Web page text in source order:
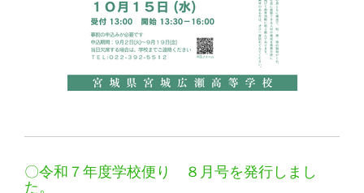
〇令和７年度学校便り ８月号を発行しまし
た。